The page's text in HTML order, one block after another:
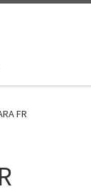
FR